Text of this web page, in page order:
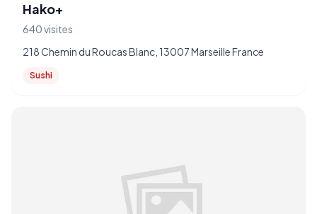
Hako+
640 visites
218 Chemin du Roucas Blanc, 13007 Marseille France
Sushi